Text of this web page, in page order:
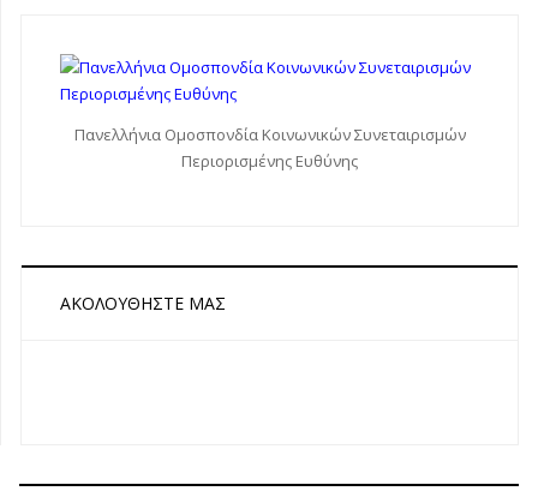
Πανελλήνια Ομοσπονδία Κοινωνικών Συνεταιρισμών
Περιορισμένης Ευθύνης
ΑΚΟΛΟΥΘΉΣΤΕ ΜΑΣ